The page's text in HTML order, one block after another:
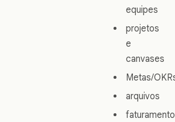
equipes
projetos
e
canvases
Metas/
arquivos
faturamento